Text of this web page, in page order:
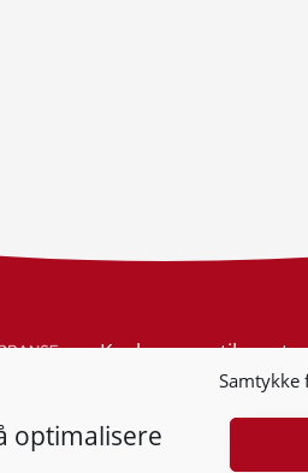
Samtykke
optimalisere
Konkurransetilsynet
Postboks 439
Org.nr: 974 761 246